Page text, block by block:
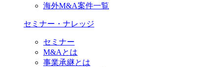
海外M&A案件一覧
セミナー・ナレッジ
セミナー
M&Aとは
事業承継とは